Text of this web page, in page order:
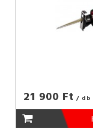
21 900 Ft / db